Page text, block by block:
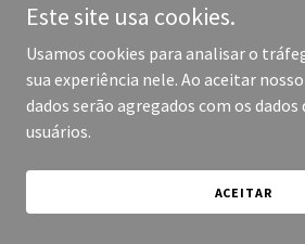
Desenvolvido por
Este site usa cookies.
Usamos cookies para analisar o
sua experiência nele. Ao aceitar
dados serão agregados com os
usuários.
ACEITAR